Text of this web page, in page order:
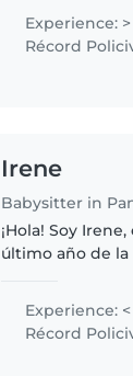
esta aplicación/web). Tal
mi foto de
la información
Experience:
Récord
Irene
Babysitter in
¡Hola! Soy
último año de
brindar un
también
Experience: <
Récord